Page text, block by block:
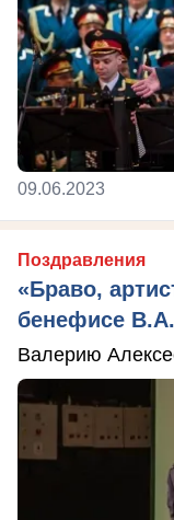
09.06.2023
Поздравления
«Браво,
бенефисе
Валерию